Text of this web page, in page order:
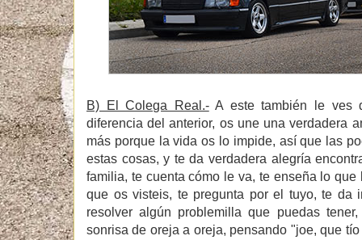
B) El Colega Real.-A este también le ves
diferencia del anterior, os une una verdadera
más porque la vida os lo impide, así que las
estas cosas, y te da verdadera alegría
familia, te cuenta cómo le va, te enseña lo
que os visteis, te pregunta por el tuyo, te da
resolver algún problemilla que puedas
sonrisa de oreja a oreja, pensando "joe, que